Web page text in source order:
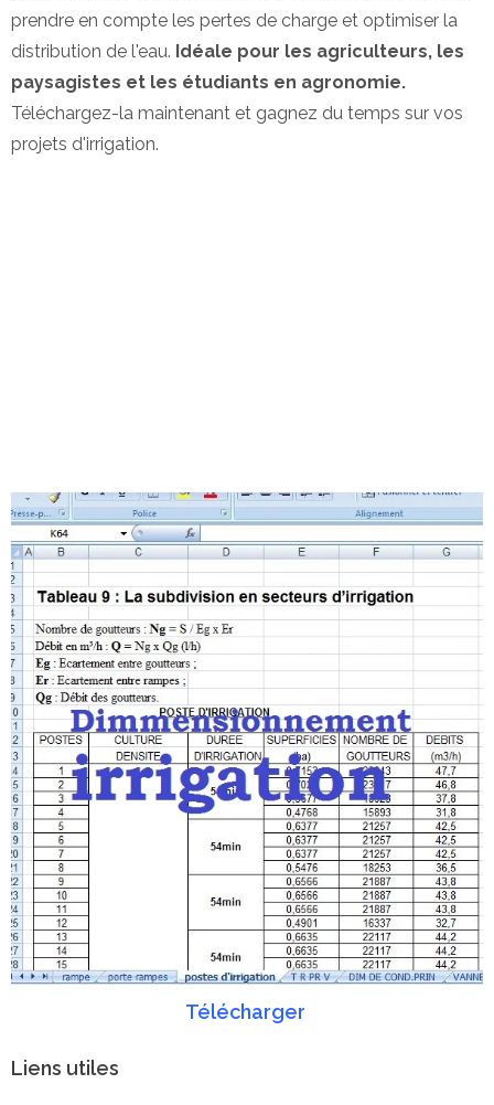
prendre en compte les pertes de charge et optimiser la
distribution de l'eau. Idéale pour les agriculteurs, les
paysagistes et les étudiants en agronomie.
Téléchargez-la maintenant et gagnez du temps sur vos
projets d'irrigation.
Télécharger
Liens utiles